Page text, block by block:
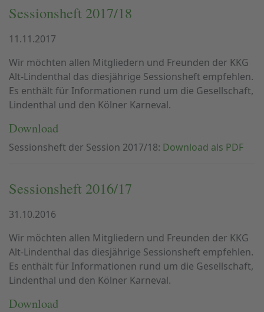
Sessionsheft 2017/18
11.11.2017
Wir möchten allen Mitgliedern und Freunden der KKG
Alt-Lindenthal das diesjährige Sessionsheft empfehlen.
Es enthält für Informationen rund um die Gesellschaft,
Lindenthal und den Kölner Karneval.
Download
Sessionsheft der Session 2017/18: Download als PDF
Sessionsheft 2016/17
31.10.2016
Wir möchten allen Mitgliedern und Freunden der KKG
Alt-Lindenthal das diesjährige Sessionsheft empfehlen.
Es enthält für Informationen rund um die Gesellschaft,
Lindenthal und den Kölner Karneval.
Download